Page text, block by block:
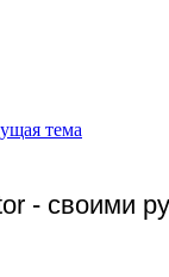
тема
- своими